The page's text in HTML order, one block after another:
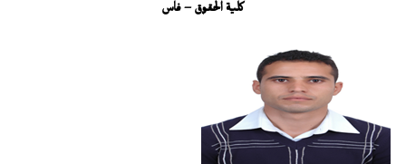
كلية الحقوق – فاس